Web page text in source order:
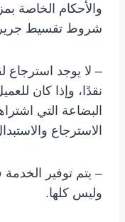
والأحكام الخاصة
شروط تقسيط
– لا يوجد استرجاع
نقدًا، وإذا كان
البضاعة التي
الاسترجاع
– يتم توفير
وليس كلها.